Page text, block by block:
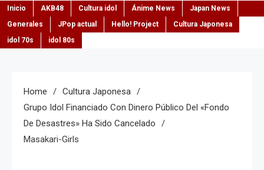
Inicio AKB48 Cultura idol Ánime News
Japan News
Generales
JPop actual Hello! Project
Cultura Japonesa
idol 70s
idol 80s
Home
Cultura Japonesa
Grupo Idol Financiado Con Dinero Público Del «fondo
De Desastres» Ha Sido Cancelado
Masakari-Girls